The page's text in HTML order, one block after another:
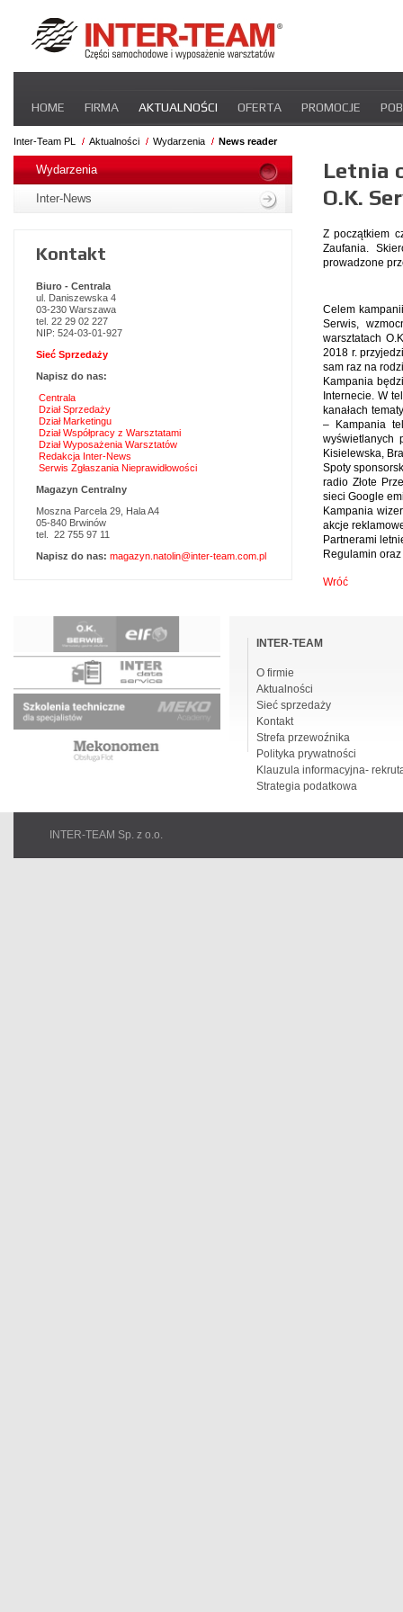
nawigacje
HOME FIRMA AKTUALNOŚCI OFERTA PROMOCJE
STREFA DLA PRZEWOŹNIKA CERTYFIKATY
Inter-Team PL Aktualności Wydarzenia News reader
Letnia
O.K.
Z początkiem
Zaufania.
prowadzone
Celem
Serwis,
warsztatach
2018 r.
sam raz na
Kampania
Internecie. W
kanałach
– Kampania
wyświetlanych
Kisielewska,
Spoty
radio Złote
sieci Google
Kampania
akcje
Partnerami
Regulamin
Wróć
Pomiń
nawigacje
Wydarzenia
Inter-News
Kontakt
Biuro - Centrala
ul. Daniszewska 4
03-230 Warszawa
tel. 22 29 02 227
NIP: 524-03-01-927
Sieć Sprzedaży
Napisz do nas:
Centrala
Dział Sprzedaży
Dział Marketingu
Dział Współpracy z Warsztatami
Dział Wyposażenia Warsztatów
Redakcja Inter-News
Serwis Zgłaszania Nieprawidłowości
Magazyn Centralny
Moszna Parcela 29, Hala A4
05-840 Brwinów
tel. 22 755 97 11
Napisz do nas: magazyn.natolin@inter-team.com.pl
nawigacjeINTER-TEAM
O firmie
Aktualności
Sieć sprzedaży
Kontakt
Strefa przewoźnika
Polityka prywatności
Klauzula informacyjna-
Strategia podatkowa
INTER-TEAM Sp. z o.o.